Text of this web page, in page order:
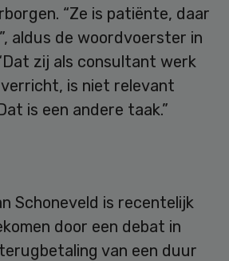
“Ze is patiënte, daar
aldus de woordvoerster in
zij als consultant werk
is niet relevant
is een andere taak.”
Schoneveld is recentelijk
door een debat in
van een duur